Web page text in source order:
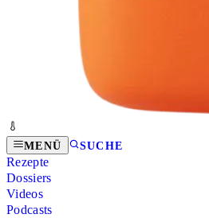
MENÜ SUCHE
Rezepte
Dossiers
Videos
Podcasts